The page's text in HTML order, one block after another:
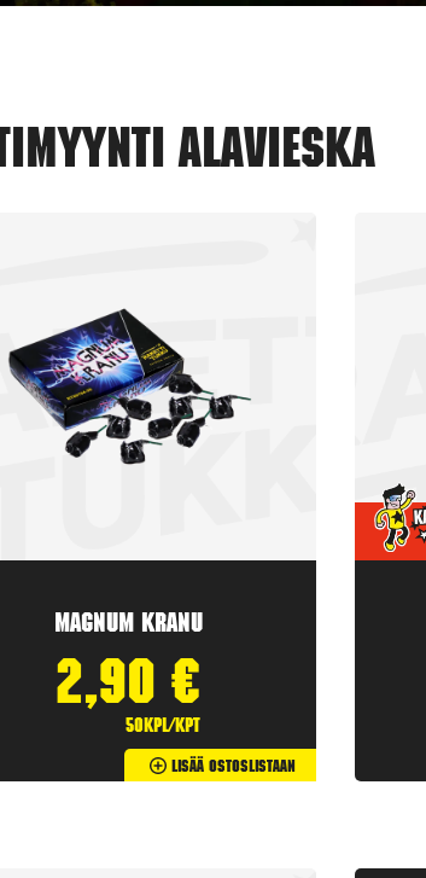
Alavieska
Magnum Kranu
2,90 €
50kpl/kpt
Lisää Ostoslistaan